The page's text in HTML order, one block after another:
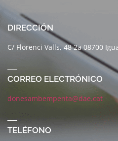
DIRECCIÓN
C/ Florenci Valls, 48 2a 08700
CORREO ELECTRÓNICO
donesambempenta@dae.cat
TELÉFONO